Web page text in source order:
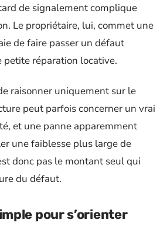
de signalement complique
Le propriétaire, lui, commet une
de faire passer un défaut
réparation locative.
raisonner uniquement sur le
peut parfois concerner un vrai
et une panne apparemment
une faiblesse plus large de
donc pas le montant seul qui
du défaut.
pour s’orienter